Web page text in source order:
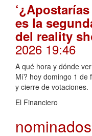
es la
del reality
2026 19:46
A qué hora y dónde
Mí? hoy domingo 1 de
y cierre de votaciones.
El Financiero